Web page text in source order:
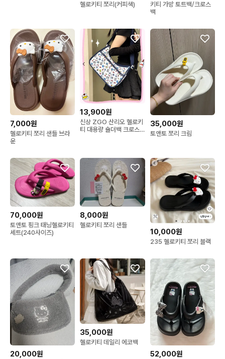
헬로키티 쪼리(커피색)
키티 가방 토트백/크로스
백
7,000원
헬로키티 쪼리 샌들 브라
운
13,900원
신상 ZGO 산리오 헬로키
티 대용량 숄더백 크로스
35,000원
토앤토 쪼리 크림
70,000원
토앤토 핑크 태닝헬로키티
세트(240사이즈)
8,000원
헬로키티 쪼리 샌들
10,000원
235 헬로키티 쪼리 블랙
20,000원
35,000원
헬로키티 데일리 에코백
52,000원